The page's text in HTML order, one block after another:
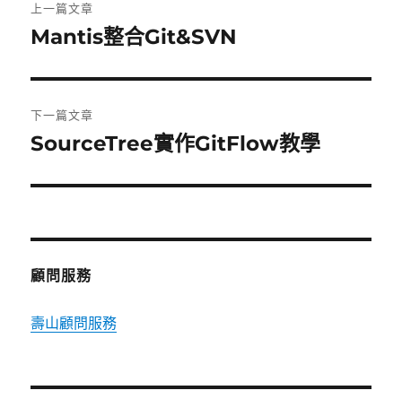
章
覽
上一篇文章
上
篇
文
章:
Mantis整合Git&SVN
下一篇文章
下
篇
章:
SourceTree實作GitFlow教學
顧問服務
壽山顧問服務